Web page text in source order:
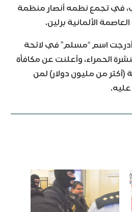
في تجمع نظمه أنصار منظمة
الألمانية برلين.
أدرجت اسم “مسلم” في لائحة
الحمراء، وأعلنت عن مكافأة
تركية (أكثر من مليون دولار) لمن